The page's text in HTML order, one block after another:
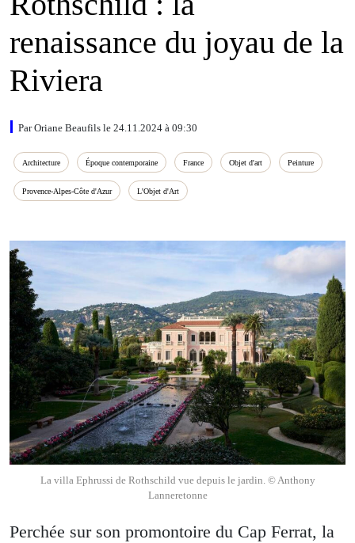
renaissance du joyau de la
Riviera
Par Oriane Beaufils le 24.11.2024 à 09:30
Architecture Époque contemporaine France Objet d'art Peinture
Provence‑Alpes‑Côte d'Azur L'Objet d'Art
La villa Ephrussi de Rothschild vue depuis le jardin. © Anthony
Lanneretonne
Perchée sur son promontoire du Cap Ferrat, la